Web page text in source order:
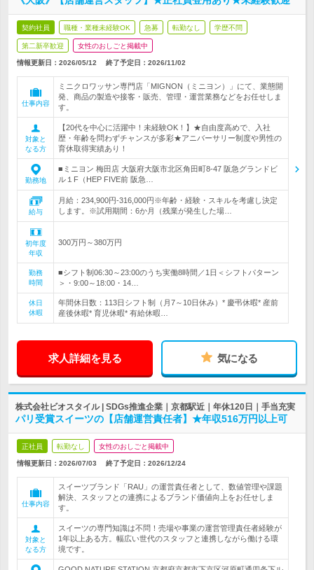
契約社員 職種・業種未経験OK 急募 転勤なし 学歴不問
第二新卒歓迎 女性のおしごと掲載中
情報更新日：2026/05/12 終了予定日： 2026/11/02
仕事内容
ミニクロワッサン専門店「MIGNON（ミニヨン）」にて、業態開
発、商品の製造や接客・販売、管理・運営業務などをお任せしま
す。
対象と
なる方
【20代を中心に活躍中！未経験OK！】★自由度高めで、入社
歴・年齢を問わずチャンスが多彩★アニバーサリー制度や男性の
育休取得実績あり！
勤務地
■ミニヨン 梅田店 大阪府大阪市北区角田町8-47 阪急グランドビ
ル１F（HEP FIVE前 阪急…
給与
月給：234,900円‐316,000円※年齢・経験・スキルを考慮し決定
します。※試用期間：6か月（残業が発生した場…
初年度
年収
300万円～380万円
勤務
時間
■シフト制06:30～23:00のうち実働8時間／1日＜シフトパターン
＞・9:00～18:00・14…
休日
休暇
年間休日数：113日シフト制（月7～10日休み）* 慶弔休暇* 産前
産後休暇* 育児休暇* 有給休暇…
求人詳細を見る 気になる
株式会社ビオスタイル | SDGs推進企業｜京都駅近｜年休120日｜手当充実
パリ受賞スイーツの【店舗運営責任者】★年収516万円以上可
正社員 転勤なし 女性のおしごと掲載中
情報更新日：2026/07/03 終了予定日： 2026/12/24
仕事内容
スイーツブランド「RAU」の運営責任者として、数値管理や課題
解決、スタッフとの連携によるブランド価値向上をお任せしま
す。
対象と
なる方
スイーツの専門知識は不問！売場や事業の運営管理責任者経験が
1年以上ある方。幅広い世代のスタッフと連携しながら働ける環
境です。